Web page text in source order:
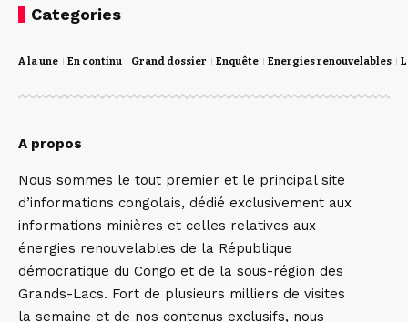
Categories
A la une En continu Grand dossier Enquête Energies renouvelables
A propos
Nous sommes le tout premier et le principal site
d’informations congolais, dédié exclusivement aux
informations minières et celles relatives aux
énergies renouvelables de la République
démocratique du Congo et de la sous-région des
Grands-Lacs. Fort de plusieurs milliers de visites
la semaine et de nos contenus exclusifs, nous